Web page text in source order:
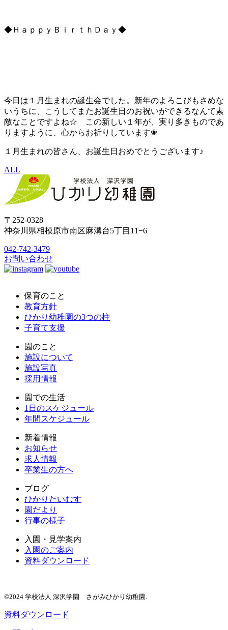
◆ＨａｐｐｙＢｉｒｔｈＤａｙ◆
今日は１月生まれの誕生会でした。新年のよろこびもさめな
いうちに、こうしてまたお誕生日のお祝いができるなんて素
敵なことですよね☆ この新しい１年が、実り多きものであ
りますように、心からお祈りしています❀
１月生まれの皆さん、お誕生日おめでとうございます♪
ALL
〒252-0328
神奈川県相模原市南区麻溝台5丁目11−6
042-742-3479
お問い合わせ
保育のこと
教育方針
ひかり幼稚園の3つの柱
子育て支援
園のこと
施設について
施設写真
採用情報
園での生活
1日のスケジュール
年間スケジュール
新着情報
お知らせ
求人情報
卒業生の方へ
ブログ
ひかりたいむす
園だより
行事の様子
入園・見学案内
入園のご案内
資料ダウンロード
©2024 学校法人 深沢学園 さがみひかり幼稚園.
資料ダウンロード